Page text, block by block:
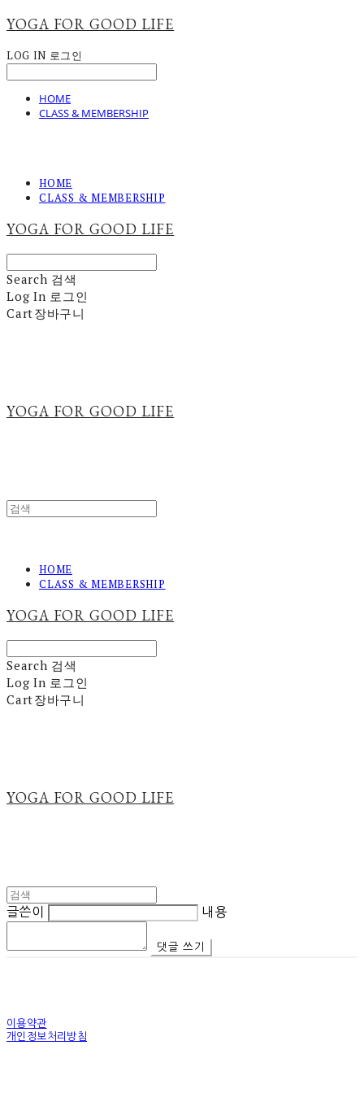
YOGA FOR GOOD LIFE
LOG IN 로그인
HOME
CLASS & MEMBERSHIP
HOME
CLASS & MEMBERSHIP
YOGA FOR GOOD LIFE
Search 검색
Log In 로그인
Cart장바구니
YOGA FOR GOOD LIFE
HOME
CLASS & MEMBERSHIP
YOGA FOR GOOD LIFE
Search 검색
Log In 로그인
Cart장바구니
YOGA FOR GOOD LIFE
글쓴이 내용
댓글 쓰기
이용약관
개인정보처리방침